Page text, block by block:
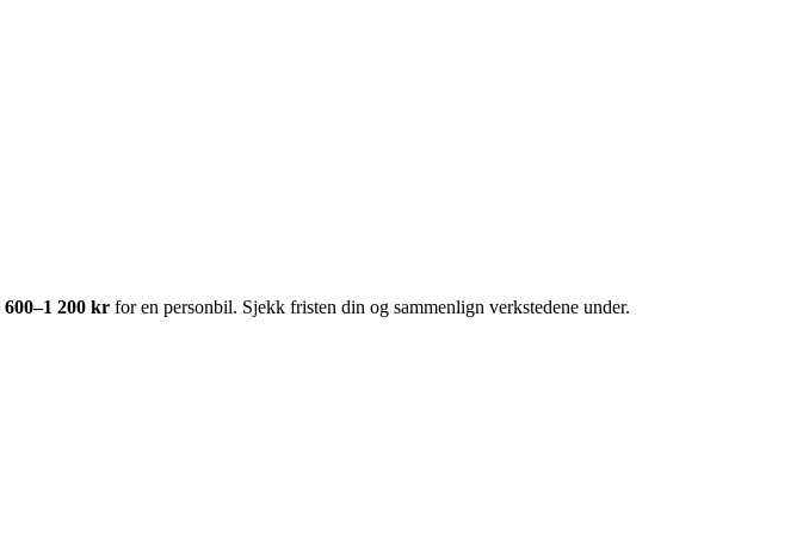
600–1 200 kr for en personbil. Sjekk fristen din og sammenlign verkstedene under.